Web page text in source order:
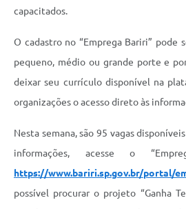
capacitados.
O cadastro no “Emprega Bariri” pode
pequeno, médio ou grande porte e
deixar seu currículo disponível na
organizações o acesso direto às
Nesta semana, são 95 vagas
informações, acesse o
https://www.bariri.sp.gov.br/portal/
possível procurar o projeto “Ganha